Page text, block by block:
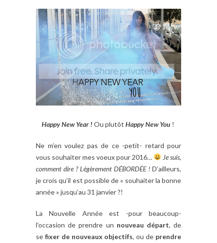
Happy New Year! Ou plutôt Happy New You !
Ne m’en voulez pas de ce -petit- retard pour
vous souhaiter mes voeux pour 2016…
Je suis,
comment dire ? Légèrement DÉBORDÉE ! D’ailleurs,
je crois qu’il est possible de « souhaiter la bonne
année » jusqu’au 31 janvier ?!
La Nouvelle Année est -pour beaucoup-
l’occasion de prendre un nouveau départ, de
se fixer de nouveaux objectifs, ou de prendre